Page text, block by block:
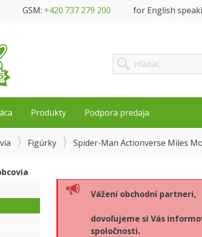
GSM: +420 737 279 200 for English
Produkty Podpora predaja
Figúrky Spider-Man Actionverse Miles
Vážení obchodní partneri,
dovoľujeme si Vás
spoločnosti.